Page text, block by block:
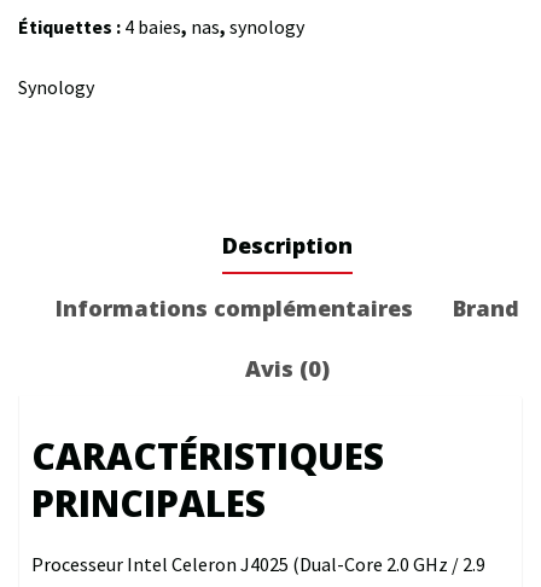
Étiquettes : 4 baies, nas, synology
Synology
Description
Informations complémentaires Brand
Avis (0)
CARACTÉRISTIQUES
PRINCIPALES
Processeur Intel Celeron J4025 (Dual-Core 2.0 GHz / 2.9